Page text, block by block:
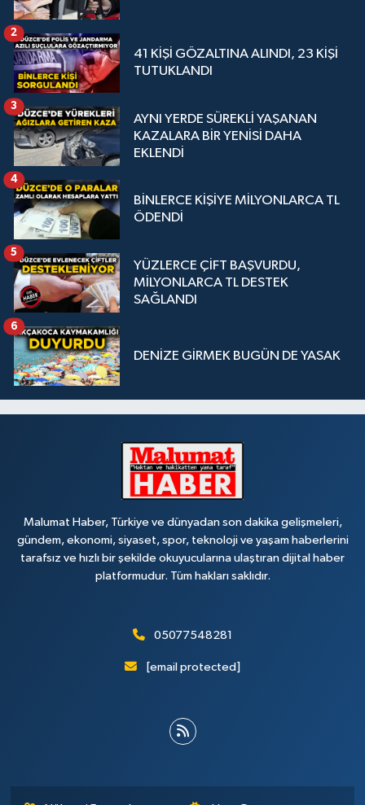
41 KİŞİ GÖZALTINA ALINDI, 23 KİŞİ
TUTUKLANDI
2
AYNI YERDE SÜREKLİ YAŞANAN
KAZALARA BİR YENİSİ DAHA
EKLENDİ
3
BİNLERCE KİŞİYE MİLYONLARCA TL
ÖDENDİ
4
YÜZLERCE ÇİFT BAŞVURDU,
MİLYONLARCA TL DESTEK
SAĞLANDI
5
DENİZE GİRMEK BUGÜN DE YASAK
6
Malumat Haber, Türkiye ve dünyadan son dakika gelişmeleri,
gündem, ekonomi, siyaset, spor, teknoloji ve yaşam haberlerini
tarafsız ve hızlı bir şekilde okuyucularına ulaştıran dijital haber
platformudur. Tüm hakları saklıdır.
05077548281
[email protected]